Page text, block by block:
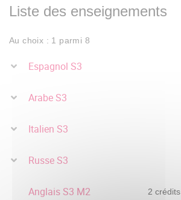
Liste des enseignements
Au choix : 1 parmi 8
Espagnol S3
Arabe S3
Italien S3
Russe S3
Anglais S3 M2 2 crédits